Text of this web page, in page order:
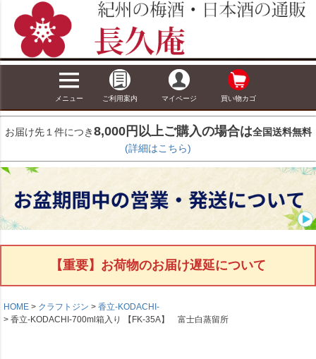
メニュー ご利用案内 マイページ 買い物カゴ
お届け先１件につき8,000円以上ご購入の場合は全国送料無料
(詳細はこちら)
【重要】お荷物のお届け遅延について
HOME クラフトジン
香立-KODACHI-
香立-KODACHI-700ml箱入り 【FK-35A】 富士白蒸留所